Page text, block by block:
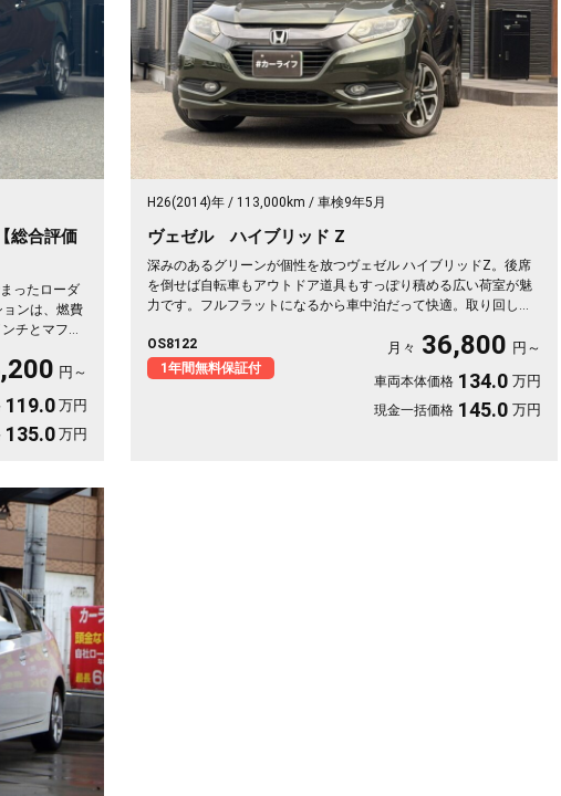
総合評価
ったローダ
ンは、燃費
チとマフラ
の道も安
ロングドラ
円～
119.0 万円
135.0 万円
H26(2014)年 113,000km 車検9年5月
ヴェゼル ハイブリッド Z
深みのあるグリーンが個性を放つヴェゼル ハイブリッドZ。後席
を倒せば自転車もアウトドア道具もすっぽり積める広い荷室が魅
力です。フルフラットになるから車中泊だって快適。取り回しの
す。休日は思い立ったら遠出、平日は日々の相棒に。ドライブレ
コーダー付きで万が一の時も映像で安心。走りに彩りを添える一
台です《1年保証付》🚗✨💚💺😎
OS8122
1年間無料保証付
月々 36,800 円～
車両本体価格 134.0 万円
現金一括価格 145.0 万円